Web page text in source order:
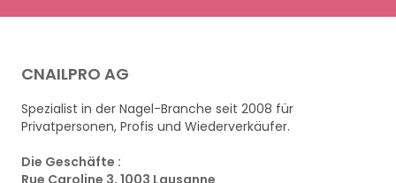
CNAILPRO AG
Spezialist in der Nagel-Branche seit 2008 für
Privatpersonen, Profis und Wiederverkäufer.
Die Geschäfte :
Rue Caroline 3, 1003 Lausanne